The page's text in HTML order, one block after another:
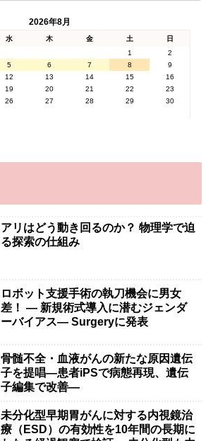
2026年8月
水 木 金 土
日
1
2
5 6 7 8
9
12 13 14 15
16
19 20 21 22
23
26 27 28 29
30
アリはどう動き回るのか？ 物理学で迫
る探索の仕組み
ロボット支援手術の執刀機会に男女
差！ — 新規術式導入に潜むジェンダ
ーバイアス— Surgeryに発表
骨髄不全・血液がんの新たな原因遺伝
子を提唱―患者iPSで病態再現、遺伝
子編集で改善―
未分化型早期胃がんに対する内視鏡治
療（ESD）の有効性を10年間の長期に